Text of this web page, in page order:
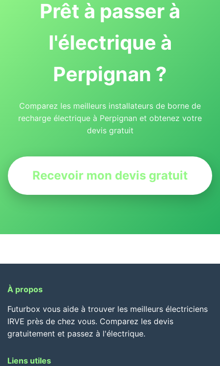
Prêt à passer à
l'électrique à
Perpignan ?
Comparez les meilleurs installateurs de borne de
recharge électrique à Perpignan et obtenez votre
devis gratuit
Recevoir mon devis gratuit
À propos
Futurbox vous aide à trouver les meilleurs électriciens
IRVE près de chez vous. Comparez les devis
gratuitement et passez à l'électrique.
Liens utiles